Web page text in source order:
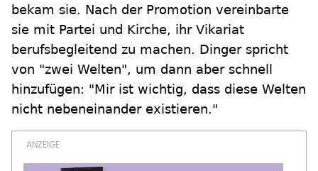
bekam sie. Nach der Promotion vereinbarte
sie mit Partei und Kirche, ihr Vikariat
berufsbegleitend zu machen. Dinger spricht
von "zwei Welten", um dann aber schnell
hinzufügen: "Mir ist wichtig, dass diese Welten
nicht nebeneinander existieren."